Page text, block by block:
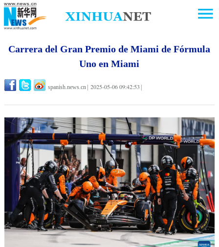
Carrera del Gran Premio de Miami de Fórmula
Uno en Miami
spanish.news.cn 2025-05-06 09:42:53